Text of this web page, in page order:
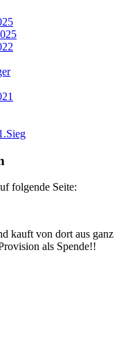
folgende Seite:
kauft von dort aus ganz
als Spende!!